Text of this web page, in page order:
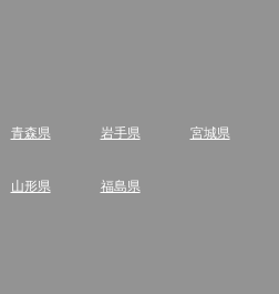
青森県 岩手県 宮城県
山形県 福島県